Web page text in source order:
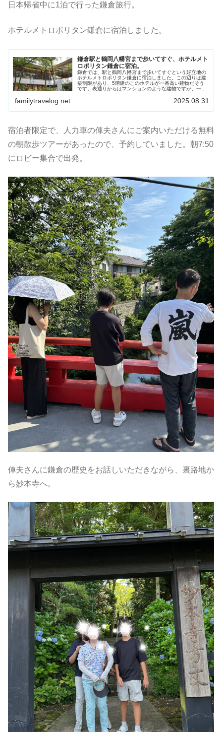
日本帰省中に1泊で行った鎌倉旅行。
ホテルメトロポリタン鎌倉に宿泊しました。
鎌倉駅と鶴岡八幡宮まで歩いてすぐ、ホテルメト
ロポリタン鎌倉に宿泊。
鎌倉では、駅と鶴岡八幡宮まで歩いてすぐという好立地の
ホテルメトロポリタン鎌倉に宿泊しました。この辺りは建
築制限があり、5階建のこのホテルが一番高い建物だそう
です。表通りからはマンションのような建物ですが、一...
familytravelog.net 2025.08.31
宿泊者限定で、人力車の俥夫さんにご案内いただける無料
の朝散歩ツアーがあったので、予約していました。朝7:50
にロビー集合で出発。
俥夫さんに鎌倉の歴史をお話しいただきながら、裏路地か
ら妙本寺へ。